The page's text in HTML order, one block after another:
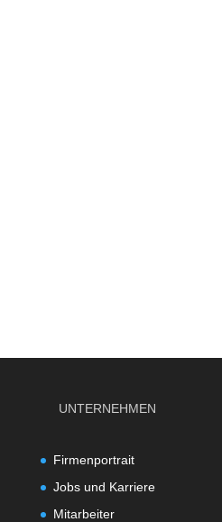
UNTERNEHMEN
Firmenportrait
Jobs und Karriere
Mitarbeiter